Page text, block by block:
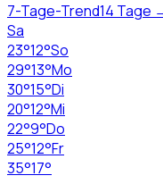
7-Tage-Trend14 Tage
Sa
23°12°So
29°13°Mo
30°15°Di
20°12°Mi
22°9°Do
25°12°Fr
35°17°